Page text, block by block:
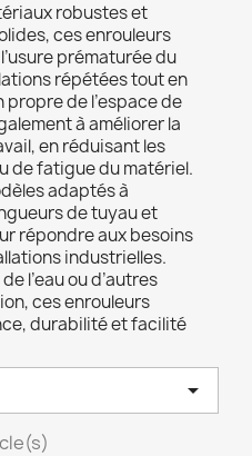
robustes et
ces enrouleurs
prématurée du
répétées tout en
de l’espace de
à améliorer la
en réduisant les
de fatigue du matériel.
adaptés à
de tuyau et
répondre aux besoins
industrielles.
l’eau ou d’autres
ces enrouleurs
durabilité et facilité
